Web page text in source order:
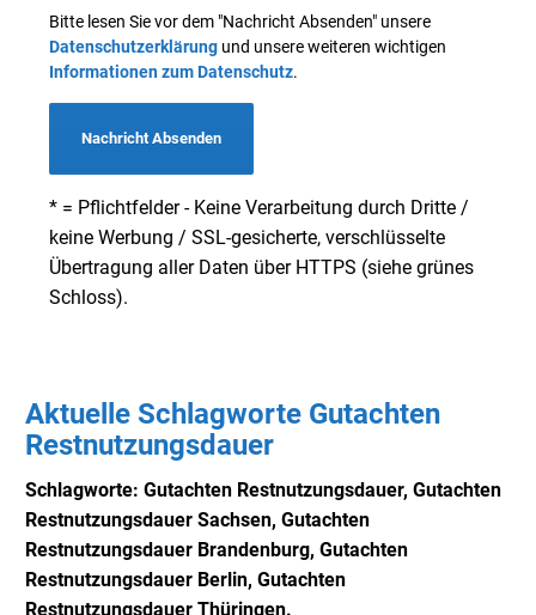
Bitte lesen Sie vor dem "Nachricht Absenden" unsere
Datenschutzerklärung und unsere weiteren wichtigen
Informationen zum Datenschutz.
Nachricht Absenden
* = Pflichtfelder - Keine Verarbeitung durch Dritte /
keine Werbung / SSL-gesicherte, verschlüsselte
Übertragung aller Daten über HTTPS (siehe grünes
Schloss).
Aktuelle Schlagworte Gutachten
Restnutzungsdauer
Schlagworte: Gutachten Restnutzungsdauer, Gutachten
Restnutzungsdauer Sachsen, Gutachten
Restnutzungsdauer Brandenburg, Gutachten
Restnutzungsdauer Berlin, Gutachten
Restnutzungsdauer Thüringen.